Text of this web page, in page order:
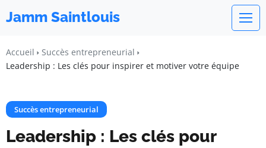
Jamm Saintlouis
Accueil
Succès entrepreneurial
Leadership : Les clés pour inspirer et motiver votre équipe
Succès entrepreneurial
Leadership : Les clés pour